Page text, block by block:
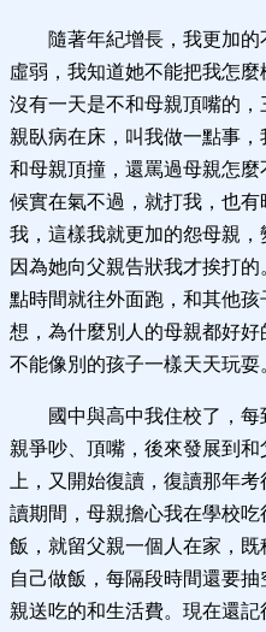
隨著年紀增長，我更加
虛弱，我知道她不能把我怎
沒有一天是不和母親頂嘴的
親臥病在床，叫我做一點事
和母親頂撞，還罵過母親怎
候實在氣不過，就打我，也
我，這樣我就更加的怨母親
因為她向父親告狀我才挨打
點時間就往外面跑，和其他
想，為什麼別人的母親都好
不能像別的孩子一樣天天玩耍
國中與高中我住校了，
親爭吵、頂嘴，後來發展到
上，又開始復讀，復讀那年
讀期間，母親擔心我在學校
飯，就留父親一個人在家，
自己做飯，每隔段時間還要
親送吃的和生活費。現在還